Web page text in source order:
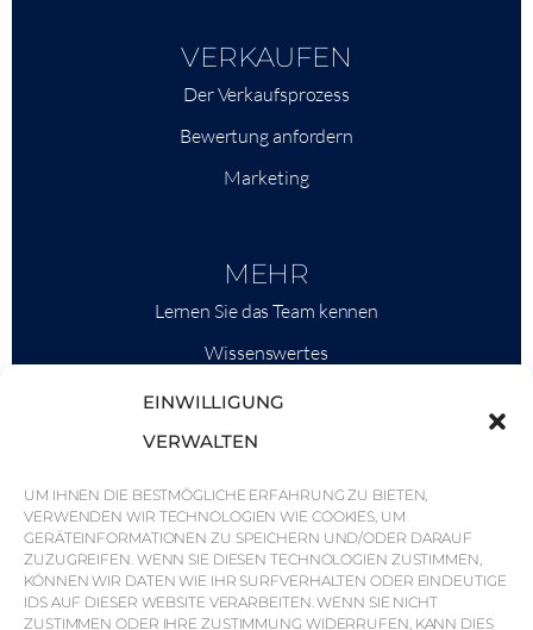
EINWILLIGUNG
VERWALTEN
UM IHNEN DIE BESTMÖGLICHE ERFAHRUNG ZU BIETEN,
VERWENDEN WIR TECHNOLOGIEN WIE COOKIES, UM
GERÄTEINFORMATIONEN ZU SPEICHERN UND/ODER DARAUF
ZUZUGREIFEN. WENN SIE DIESEN TECHNOLOGIEN ZUSTIMMEN,
KÖNNEN WIR DATEN WIE IHR SURFVERHALTEN ODER EINDEUTIGE
IDS AUF DIESER WEBSITE VERARBEITEN. WENN SIE NICHT
ZUSTIMMEN ODER IHRE ZUSTIMMUNG WIDERRUFEN, KANN DIES
VERKAUFEN
Der Verkaufsprozess
Bewertung anfordern
Marketing
MEHR
Lernen Sie das Team kennen
Wissenswertes
Savills
Marktinformationen
Nachrichten & Veranstaltungen
Karten der Region
Gemeinschaft